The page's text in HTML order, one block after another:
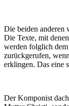
Die beiden anderen
Die Texte, mit
werden folglich
zurückgerufen,
erklingen. Das eine
Der Komponist